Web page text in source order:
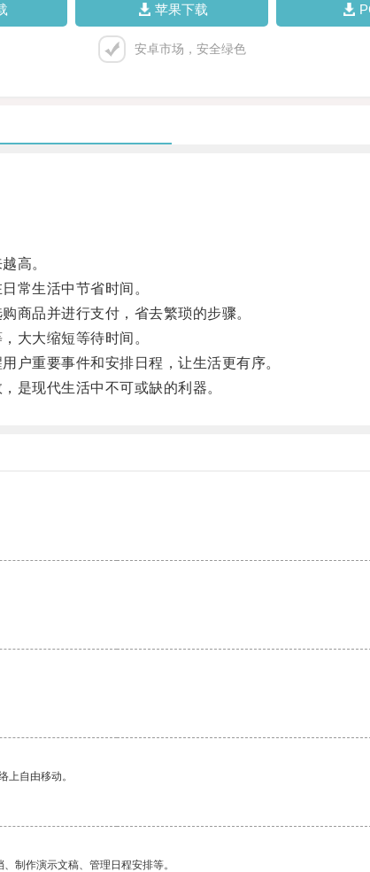
苹果下载
安卓市场，安全绿色
高。
常生活中节省时间。
品并进行支付，省去繁琐的步骤。
大大缩短等待时间。
重要事件和安排日程，让生活更有序。
现代生活中不可或缺的利器。
上自由移动。
制作演示文稿、管理日程安排等。